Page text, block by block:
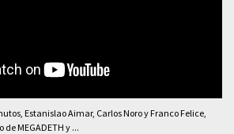
Estanislao Aimar, Carlos Noro y Franco Felice,
MEGADETH y ...